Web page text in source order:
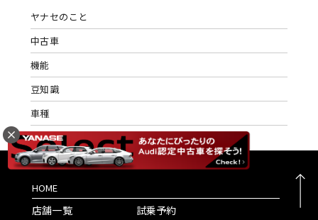
ヤナセのこと
中古車
機能
豆知識
車種
HOME
店舗一覧 試乗予約